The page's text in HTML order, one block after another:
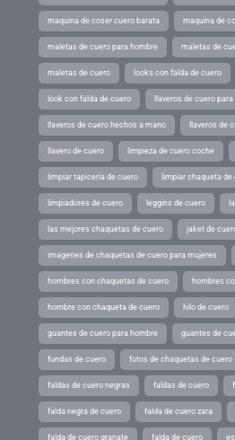
maquina de coser cuero barata maquina de
maletas de cuero para hombre maletas de
maletas de cuero looks con falda de cuero
look con falda de cuero llaveros de cuero
llaveros de cuero hechos a mano llaveros de
llavero de cuero limpieza de cuero coche
limpiar tapiceria de cuero limpiar chaqueta de
limpiadores de cuero leggins de cuero
las mejores chaquetas de cuero jaket de
imagenes de chaquetas de cuero para mujeres
hombres con chaquetas de cuero hombres
hombre con chaqueta de cuero hilo de cuero
guantes de cuero para hombre guantes de
fundas de cuero fotos de chaquetas de cuero
faldas de cuero negras faldas de cuero
falda negra de cuero falda de cuero zara
falda de cuero granate falda de cuero